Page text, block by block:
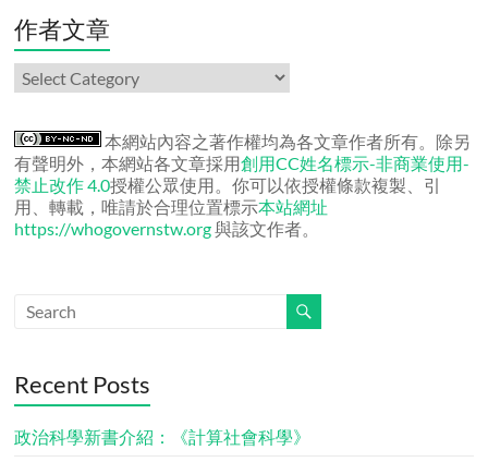
章
作者文章
作
者
章
本網站內容之著作權均為各文章作者所有。除另
有聲明外，本網站各文章採用創用CC姓名標示-非商業使用-
禁止改作 4.0授權公眾使用。你可以依授權條款複製、引
用、轉載，唯請於合理位置標示本站網址
https://whogovernstw.org與該文作者。
Recent Posts
政治科學新書介紹：《計算社會科學》